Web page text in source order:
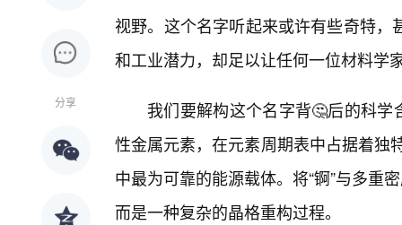
分享
视野。这个名字听起来或许有些奇特
和工业潜力，却足以让任何一位材料学
我们要解构这个名字背🤔后的科
性金属元素，在元素周期表中占据着独
中最为可靠的能源载体。将“锕”与多重
而是一种复杂的晶格重构过程。